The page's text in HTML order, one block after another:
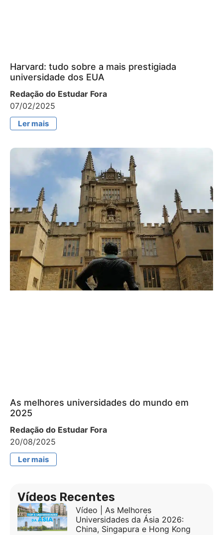
Harvard: tudo sobre a mais prestigiada
universidade dos EUA
Redação do Estudar Fora
07/02/2025
Ler mais
As melhores universidades do mundo em
2025
Redação do Estudar Fora
20/08/2025
Ler mais
Vídeos Recentes
Vídeo | As Melhores
Universidades da Ásia 2026:
China, Singapura e Hong Kong